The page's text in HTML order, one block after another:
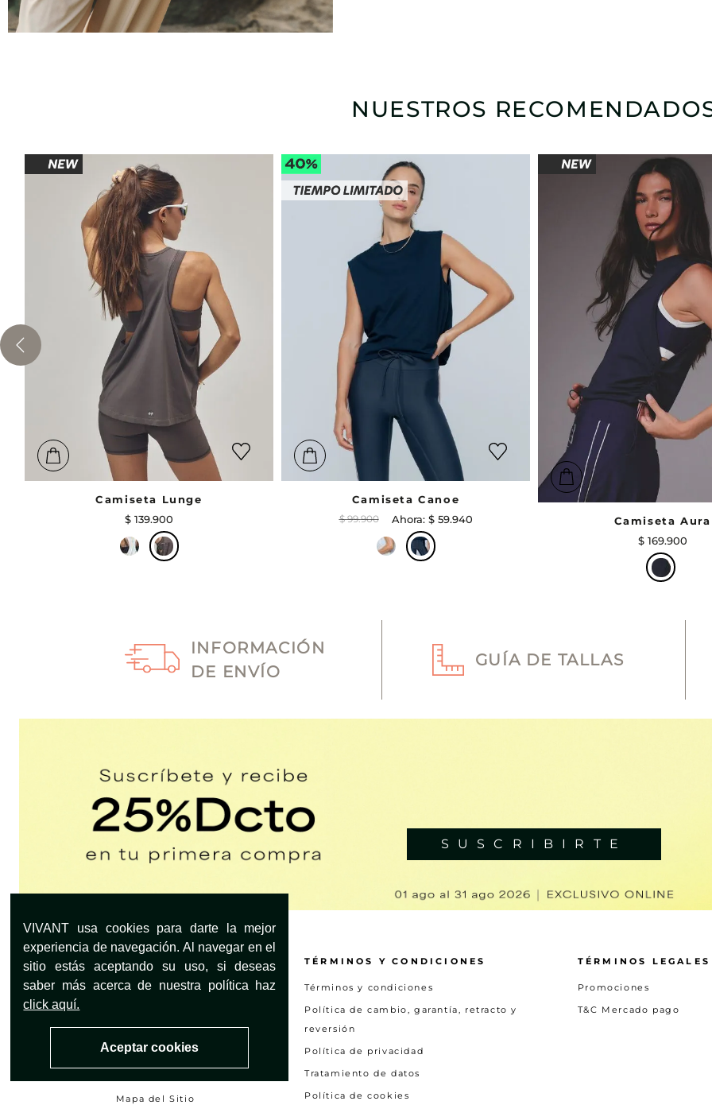
VIVANT usa cookies para darte la mejor
experiencia de navegación. Al navegar en el
sitio estás aceptando su uso, si deseas
saber más acerca de nuestra política haz
click aquí.
Aceptar cookies
NUESTROS
Camiseta Lunge
$ 139.900
Camiseta Canoe
$ 99.900 $ 59.940
Camiseta Aura
$ 169.900
INFORMACIÓN
DE ENVÍO
GUÍA DE TALLAS
SUSCRIBIRTE
¿NECESITAS AYUDA?
Servicio al Cliente
Otras solicitudes
Mapa del Sitio
TÉRMINOS Y CONDICIONES
Términos y condiciones
Política de cambio, garantía, retracto y
reversión
Política de privacidad
Tratamiento de datos
Política de cookies
TÉRMINOS LEGALES
Promociones
T&C Mercado pago